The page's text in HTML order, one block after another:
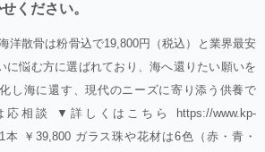
ください。
洋散骨は粉骨込で19,800円（税込）と業界最安
に悩む方に選ばれており、海へ還りたい願いを
し海に還す、現代のニーズに寄り添う供養で
相談 ▼詳しくはこちら https://www.kp-
￥39,800 ガラス珠や花材は6色（赤・青・